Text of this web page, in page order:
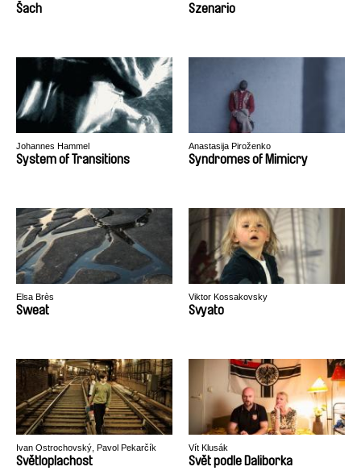
Šach Szenario
Johannes Hammel
System of Transitions
Anastasija Piroženko
Syndromes of Mimicry
Elsa Brès
Sweat
Viktor Kossakovsky
Svyato
Ivan Ostrochovský, Pavol Pekarčík
Světloplachost
Vít Klusák
Svět podle Daliborka